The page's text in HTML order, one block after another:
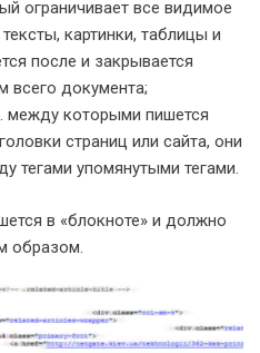
ограничивает все видимое
картинки, таблицы и
после и закрывается
всего документа;
между которыми пишется
страниц или сайта, они
тегами упомянутыми тегами.
в «блокноте» и должно
образом.